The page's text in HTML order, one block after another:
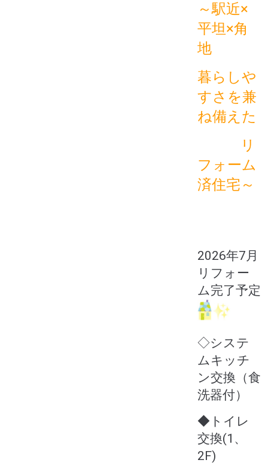
～駅近×
平坦×角
地
暮らしや
すさを兼
ね備えた
リ
フォーム
済住宅～
2026年7月
リフォー
ム完了予定
◇システ
ムキッチ
ン交換（食
洗器付）
◆トイレ
交換(1、
2F)